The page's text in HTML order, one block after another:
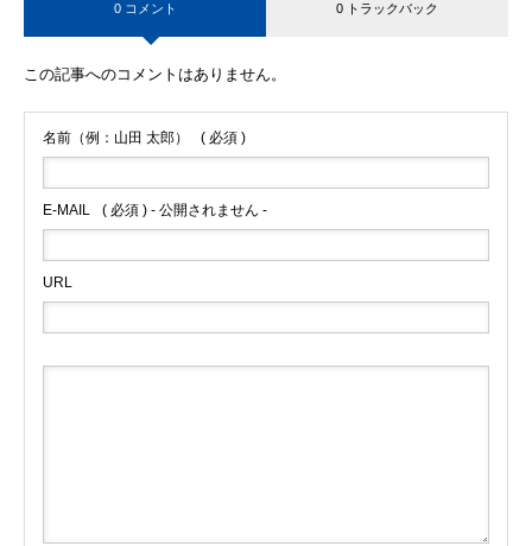
0 コメント 0 トラックバック
この記事へのコメントはありません。
名前（例：山田 太郎） ( 必須 )
E-MAIL ( 必須 ) - 公開されません -
URL